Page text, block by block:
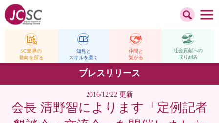
SC業界の
動向を探る
知見と
スキルを磨く
仲間と
繋がる
社会貢献への
取り組み
プレスリリース
2016/12/22 更新
会長 清野智によります「定例記者